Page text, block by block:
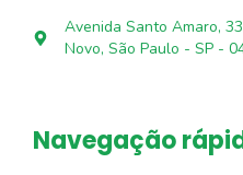
Avenida Santo Amaro,
Novo, São Paulo - SP -
Navegação